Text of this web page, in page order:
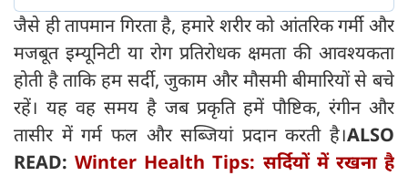
जैसे ही तापमान गिरता है, हमारे शरीर को आंतरिक गर्मी और
मजबूत इम्यूनिटी या रोग प्रतिरोधक क्षमता की आवश्यकता
होती है ताकि हम सर्दी, जुकाम और मौसमी बीमारियों से बचे
रहें। यह वह समय है जब प्रकृति हमें पौष्टिक, रंगीन और
तासीर में गर्म फल और सब्जियां प्रदान करती है।ALSO
READ:Winter Health Tips: सर्दियों में रखना है